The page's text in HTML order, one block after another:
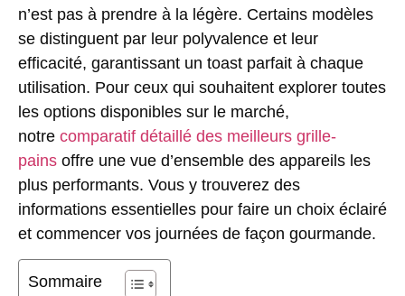
n’est pas à prendre à la légère. Certains modèles
se distinguent par leur polyvalence et leur
efficacité, garantissant un toast parfait à chaque
utilisation. Pour ceux qui souhaitent explorer toutes
les options disponibles sur le marché,
notre comparatif détaillé des meilleurs grille-
pains offre une vue d’ensemble des appareils les
plus performants. Vous y trouverez des
informations essentielles pour faire un choix éclairé
et commencer vos journées de façon gourmande.
Sommaire